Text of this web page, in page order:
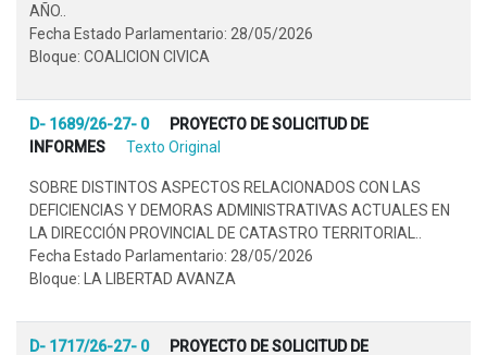
AÑO..
Fecha Estado Parlamentario: 28/05/2026
Bloque: COALICION CIVICA
D- 1689/26-27- 0
PROYECTO DE SOLICITUD DE
INFORMES
Texto Original
SOBRE DISTINTOS ASPECTOS RELACIONADOS CON LAS
DEFICIENCIAS Y DEMORAS ADMINISTRATIVAS ACTUALES EN
LA DIRECCIÓN PROVINCIAL DE CATASTRO TERRITORIAL..
Fecha Estado Parlamentario: 28/05/2026
Bloque: LA LIBERTAD AVANZA
D- 1717/26-27- 0 PROYECTO DE SOLICITUD DE